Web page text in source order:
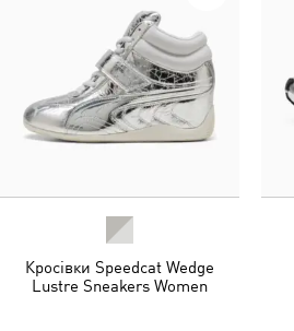
Кросівки Speedcat Wedge
Lustre Sneakers Women